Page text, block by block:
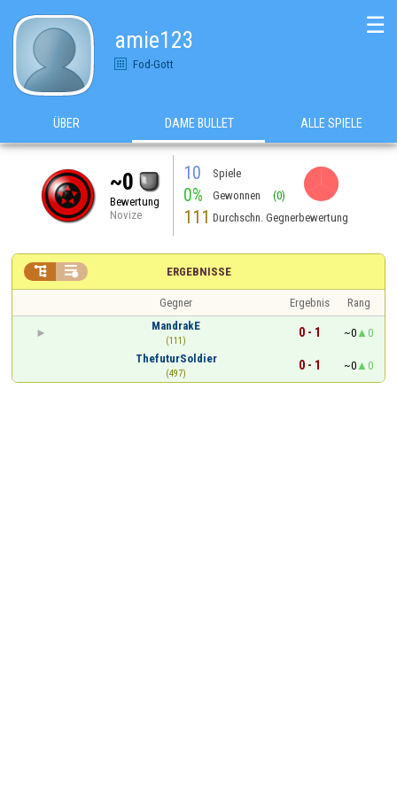
amie123
Fod-Gott
☰
ÜBER DAME BULLET ALLE SPIELE
~0
Bewertung
Novize
10 Spiele
0% Gewonnen (0)
111 Durchschn. Gegnerbewertung
ERGEBNISSE
 
Gegner Ergebnis
Rang
MandrakE
(111)
0 - 1 ~0
0
ThefuturSoldier
(497)
0 - 1 ~0 0